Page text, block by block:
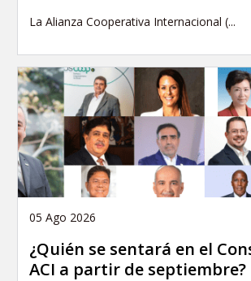
La Alianza Cooperativa Internacional (...
05 Ago 2026
¿Quién se sentará en el
ACI a partir de septiembre?